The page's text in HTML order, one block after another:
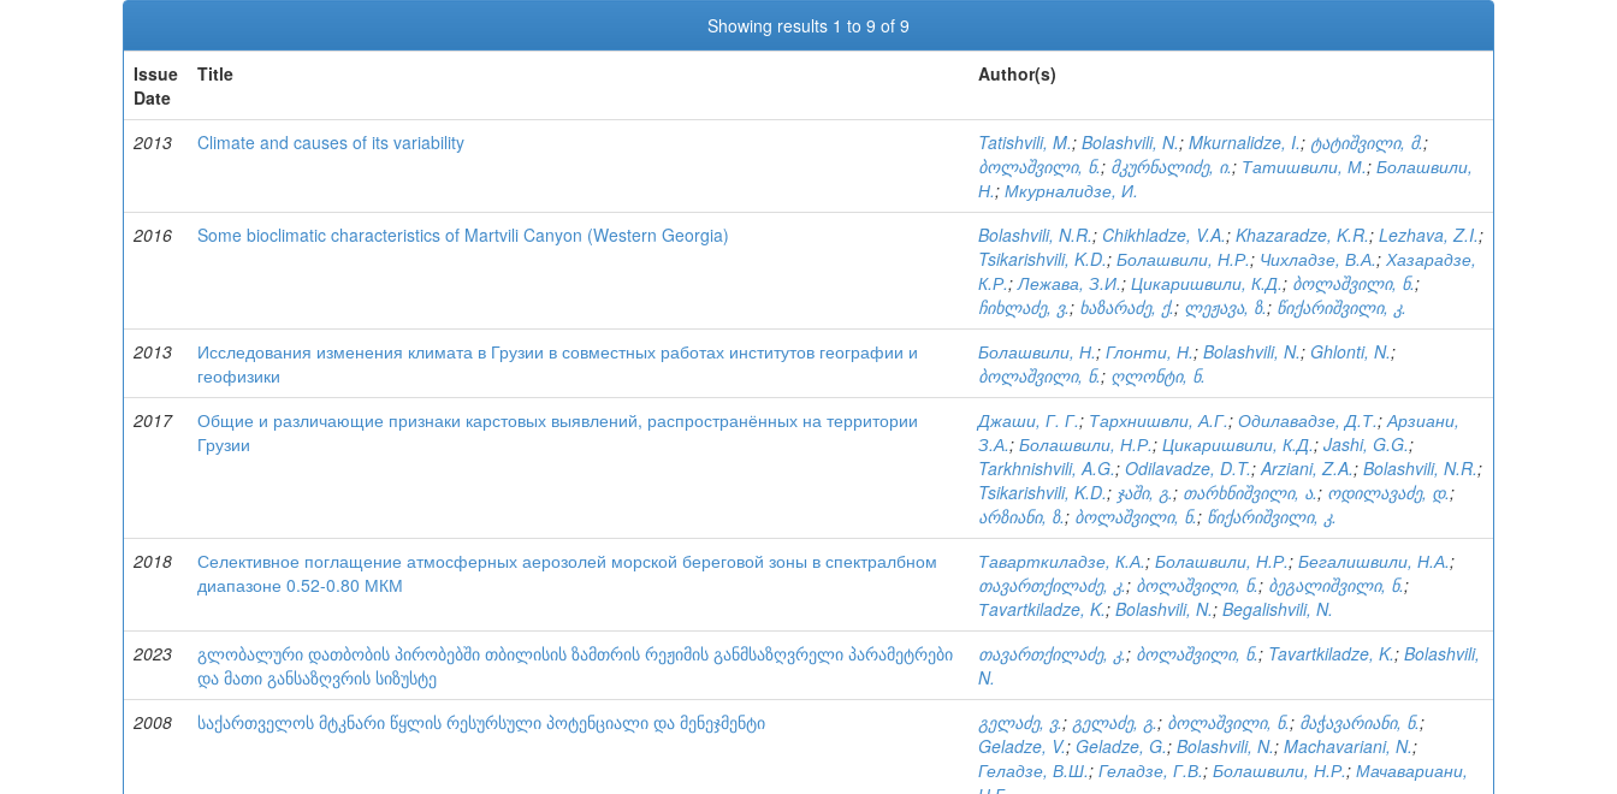
Showing results 1 to 9 of 9
Issue
Date
Title Author(s)
2013 Climate and causes of its variability Tatishvili, M.; Bolashvili, N.; Mkurnalidze, I.; ტატიშვილი, მ.;
ბოლაშვილი, ნ.; მკურნალიძე, ი.; Татишвили, М.; Болашвили,
Н.; Мкурналидзе, И.
2016
Some bioclimatic characteristics of Martvili Canyon (Western Georgia) Bolashvili, N.R.; Chikhladze, V.A.; Khazaradze, K.R.; Lezhava, Z.I.;
Tsikarishvili, K.D.; Болашвили, Н.Р.; Чихладзе, В.А.; Хазарадзе,
К.Р.;Лежава, З.И.; Цикаришвили, К.Д.; ბოლაშვილი, ნ.;
ჩიხლაძე, ვ.; ხაზარაძე, ქ.; ლეჟავა, ზ.; წიქარიშვილი, კ.
2013
Исследования изменения климата в Грузии в совместных работах институтов географии и
геофизики
Болашвили, Н.; Глонти, Н.; Bolashvili, N.; Ghlonti, N.;
ბოლაშვილი, ნ.; ღლონტი, ნ.
2017
Общие и различающие признаки карстовых выявлений, распространённых на территории
Грузии
Джаши, Г. Г.; Тархнишвли, А.Г.; Одилавадзе, Д.Т.;Арзиани,
З.А.; Болашвили, Н.Р.; Цикаришвили, К.Д.; Jashi, G.G.;
Tarkhnishvili, A.G.; Odilavadze, D.T.;Arziani, Z.A.; Bolashvili, N.R.;
Tsikarishvili, K.D.; ჯაში, გ.; თარხნიშვილი, ა.; ოდილავაძე, დ.;
არზიანი, ზ.; ბოლაშვილი, ნ.; წიქარიშვილი, კ.
2018
Селективное поглащение атмосферных аерозолей морской береговой зоны в спектралбном
диапазоне 0.52-0.80 МКМ
Таварткиладзе, К.А.; Болашвили, Н.Р.; Бегалишвили, Н.А.;
თავართქილაძე, კ.; ბოლაშვილი, ნ.; ბეგალიშვილი, ნ.;
Тavartkiladze, K.; Bolashvili, N.; Begalishvili, N.
2023
გლობალური დათბობის პირობებში თბილისის ზამთრის რეჟიმის განმსაზღვრელი პარამეტრები
და მათი განსაზღვრის სიზუსტე
თავართქილაძე, კ.; ბოლაშვილი, ნ.; Tavartkiladze, K.; Bolashvili,
N.
2008
საქართველოს მტკნარი წყლის რესურსული პოტენციალი და მენეჯმენტი გელაძე, ვ.; გელაძე, გ.; ბოლაშვილი, ნ.; მაჭავარიანი, ნ.;
Geladze, V.; Geladze, G.; Bolashvili, N.; Machavariani, N.;
Геладзе, В.Ш.; Геладзе, Г.В.; Болашвили, Н.Р.; Мачавариани,